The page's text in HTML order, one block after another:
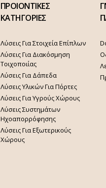
ΠΡΟΙΟΝΤΙΚΕΣ
ΚΑΤΗΓΟΡΙΕΣ
Λύσεις Για Στοιχεία Επίπλων
Λύσεις Για Διακόσμηση
Τοιχοποιίας
Λύσεις Για Δάπεδα
Λύσεις Υλικών Για Πόρτες
Λύσεις Για Υγρούς Χώρους
Λύσεις Συστημάτων
Ηχοαπορρόφησης
Λύσεις Για Εξωτερικούς
Χώρους